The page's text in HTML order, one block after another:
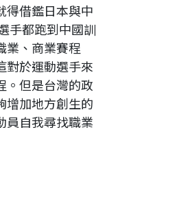
得借鑑日本與中
手都跑到中國訓
業、商業賽程
對於運動選手來
。但是台灣的政
增加地方創生的
員自我尋找職業